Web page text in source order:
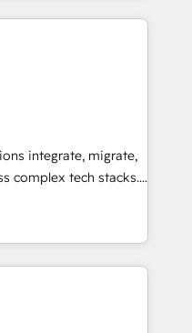
Unlock
BR
Sales & Service
data
(e.g. MS
Exact, AFAS) We
in the SME sector
business services and
user adoption is.
a step-by-step
other. Together we
and
integrate, migrate,
complex tech stacks.
real-time integrations
clean, reliable
- Custom HubSpot
Consolidation -